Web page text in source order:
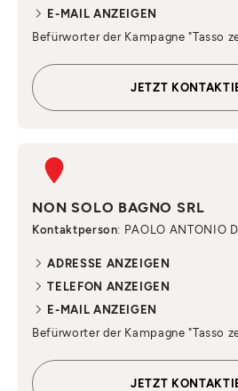
E-MAIL ANZEIGEN
Befürworter der Kampagne "Tasso
JETZT
NON SOLO BAGNO SRL
Kontaktperson: PAOLO ANTONIO
ADRESSE ANZEIGEN
TELEFON ANZEIGEN
E-MAIL ANZEIGEN
Befürworter der Kampagne "Tasso
JETZT